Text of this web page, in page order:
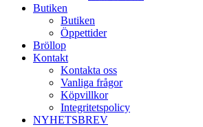
Butiken
Butiken
Öppettider
Bröllop
Kontakt
Kontakta oss
Vanliga frågor
Köpvillkor
Integritetspolicy
NYHETSBREV